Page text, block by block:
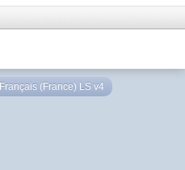
Français (France) LS v4